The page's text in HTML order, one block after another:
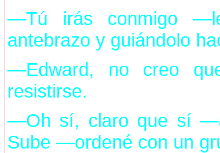
—Tú irás conmigo
antebrazo y guiándolo
—Edward, no creo
resistirse.
—Oh sí, claro que sí
Sube —ordené con un